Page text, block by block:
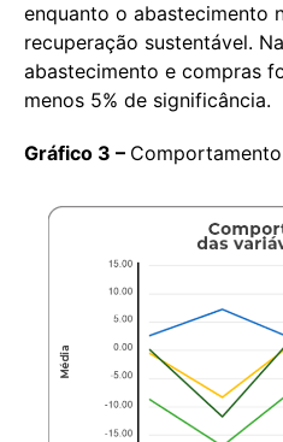
enquanto o abastecimento
recuperação sustentável.
abastecimento e compras
menos 5% de significância.
Gráfico 3 –